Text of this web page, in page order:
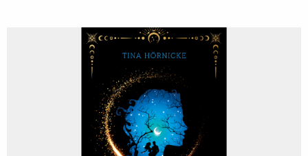
von Tina Hörnicke EUR 17,99
Bücher | Literatur aus Nordhessen